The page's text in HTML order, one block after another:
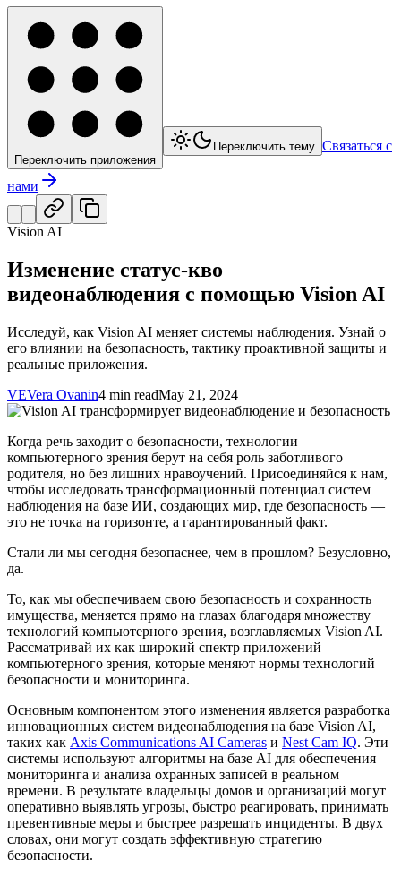
Переключить приложения
Переключить тему Связаться с
нами
Vision AI
Изменение статус-кво
видеонаблюдения с помощью Vision AI
Исследуй, как Vision AI меняет системы наблюдения. Узнай о
его влиянии на безопасность, тактику проактивной защиты и
реальные приложения.
VEVera Ovanin4 min readMay 21, 2024
Когда речь заходит о безопасности, технологии
компьютерного зрения берут на себя роль заботливого
родителя, но без лишних нравоучений. Присоединяйся к нам,
чтобы исследовать трансформационный потенциал систем
наблюдения на базе ИИ, создающих мир, где безопасность —
это не точка на горизонте, а гарантированный факт.
Стали ли мы сегодня безопаснее, чем в прошлом? Безусловно,
да.
То, как мы обеспечиваем свою безопасность и сохранность
имущества, меняется прямо на глазах благодаря множеству
технологий компьютерного зрения, возглавляемых Vision AI.
Рассматривай их как широкий спектр приложений
компьютерного зрения, которые меняют нормы технологий
безопасности и мониторинга.
Основным компонентом этого изменения является разработка
инновационных систем видеонаблюдения на базе Vision AI,
таких как Axis Communications AI Cameras и Nest Cam IQ. Эти
системы используют алгоритмы на базе AI для обеспечения
мониторинга и анализа охранных записей в реальном
времени. В результате владельцы домов и организаций могут
оперативно выявлять угрозы, быстро реагировать, принимать
превентивные меры и быстрее разрешать инциденты. В двух
словах, они могут создать эффективную стратегию
безопасности.